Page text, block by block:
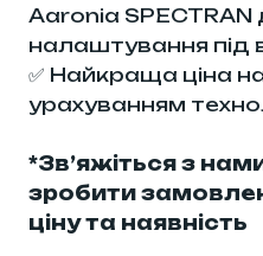
Aaronia SPECTRAN
налаштування під
✅ Найкраща ціна
урахуванням
*Зв’яжіться з
зробити
ціну та наявність